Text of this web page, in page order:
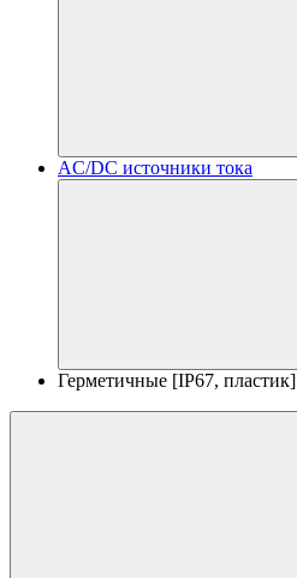
AC/DC источники тока
Герметичные [IP67, пластик]